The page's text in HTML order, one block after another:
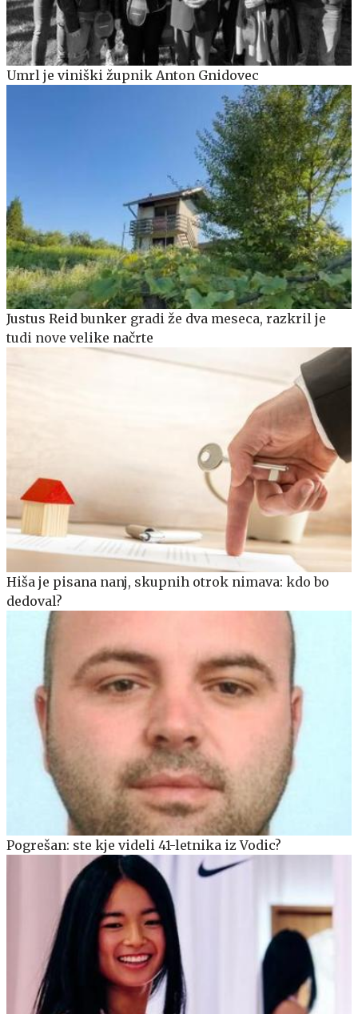
Umrl je viniški župnik Anton Gnidovec
Justus Reid bunker gradi že dva meseca, razkril je
tudi nove velike načrte
Hiša je pisana nanj, skupnih otrok nimava: kdo bo
dedoval?
Pogrešan: ste kje videli 41-letnika iz Vodic?